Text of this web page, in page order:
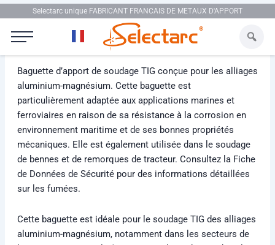
Aller au contenuSelectarc unique FABRICANT FRANCAIS DE METAUX D'APPORT
Baguette d’apport de soudage TIG conçue pour les alliages
aluminium-magnésium. Cette baguette est
particulièrement adaptée aux applications marines et
ferroviaires en raison de sa résistance à la corrosion en
environnement maritime et de ses bonnes propriétés
mécaniques. Elle est également utilisée dans le soudage
de bennes et de remorques de tracteur. Consultez la Fiche
de Données de Sécurité pour des informations détaillées
sur les fumées.
Cette baguette est idéale pour le soudage TIG des alliages
aluminium-magnésium, notamment dans les secteurs de